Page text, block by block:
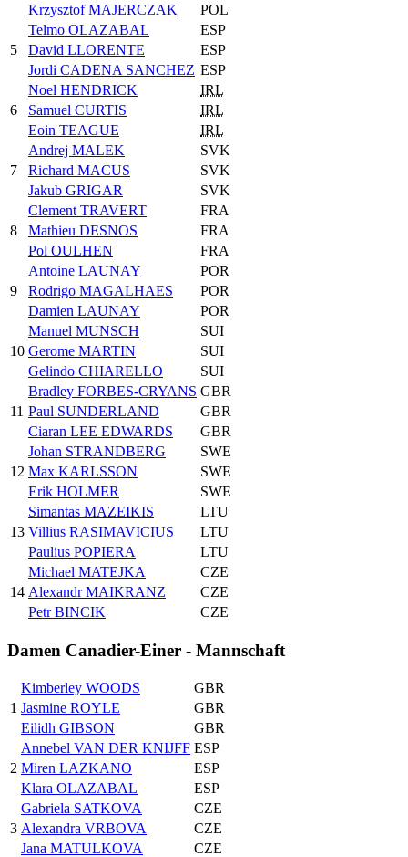
Krzysztof MAJERCZAK
POL
5
Telmo OLAZABAL
ESP
David LLORENTE
ESP
Jordi CADENA SANCHEZ ESP
6
Noel HENDRICK
IRL
Samuel CURTIS
IRL
Eoin TEAGUE
IRL
7
Andrej MALEK
SVK
Richard MACUS
SVK
Jakub GRIGAR
SVK
8
Clement TRAVERT
FRA
Mathieu DESNOS
FRA
Pol OULHEN
FRA
9
Antoine LAUNAY
POR
Rodrigo MAGALHAES
POR
Damien LAUNAY
POR
10
Manuel MUNSCH
SUI
Gerome MARTIN
SUI
Gelindo CHIARELLO
SUI
11
Bradley FORBES-CRYANS GBR
Paul SUNDERLAND
GBR
Ciaran LEE EDWARDS
GBR
12
Johan STRANDBERG
SWE
Max KARLSSON
SWE
Erik HOLMER
SWE
13
Simantas MAZEIKIS
LTU
Villius RASIMAVICIUS
LTU
Paulius POPIERA
LTU
14
Michael MATEJKA
CZE
Alexandr MAIKRANZ
CZE
Petr BINCIK
CZE
Damen Canadier-Einer - Mannschaft
1
Kimberley WOODS
GBR
Jasmine ROYLE
GBR
Eilidh GIBSON
GBR
2
Annebel VAN DER KNIJFF ESP
Miren LAZKANO
ESP
Klara OLAZABAL
ESP
3
Gabriela SATKOVA
CZE
Alexandra VRBOVA
CZE
Jana MATULKOVA
CZE